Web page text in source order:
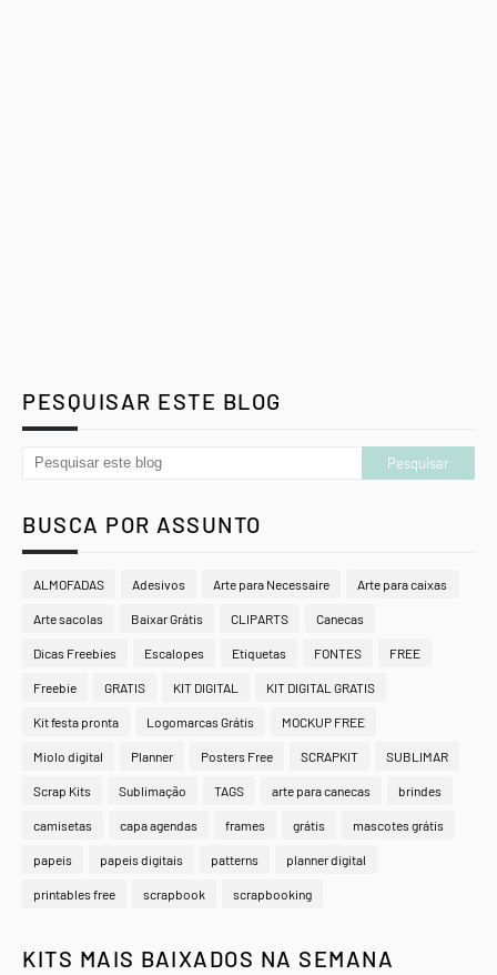
PESQUISAR ESTE BLOG
BUSCA POR ASSUNTO
ALMOFADAS Adesivos Arte para Necessaire Arte para caixas
Arte sacolas Baixar Grátis CLIPARTS Canecas
Dicas Freebies Escalopes Etiquetas FONTES FREE
Freebie GRATIS KIT DIGITAL KIT DIGITAL GRATIS
Kit festa pronta Logomarcas Grátis MOCKUP FREE
Miolo digital Planner Posters Free SCRAPKIT SUBLIMAR
Scrap Kits Sublimação TAGS arte para canecas brindes
camisetas capa agendas frames grátis mascotes grátis
papeis papeis digitais patterns planner digital
printables free scrapbook scrapbooking
KITS MAIS BAIXADOS NA SEMANA